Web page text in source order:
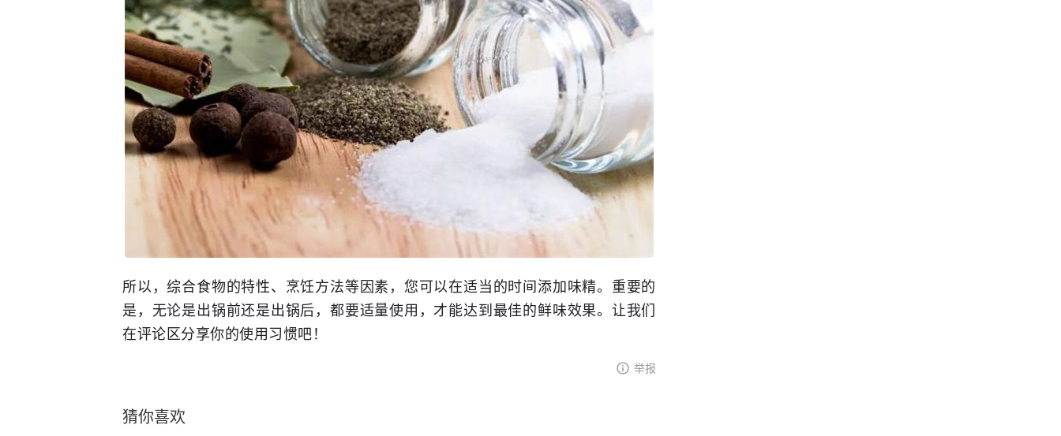
所以，综合食物的特性、烹饪方法等因素，您可以在适当的时间添加味精。重要的
是，无论是出锅前还是出锅后，都要适量使用，才能达到最佳的鲜味效果。让我们
在评论区分享你的使用习惯吧！
举报
猜你喜欢